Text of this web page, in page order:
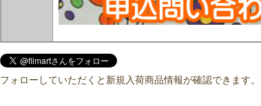
フォローしていただくと新規入荷商品情報が確認できます。